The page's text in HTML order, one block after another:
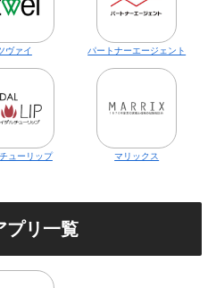
ヴァイ パートナーエージェント
ューリップ マリックス
プリ一覧